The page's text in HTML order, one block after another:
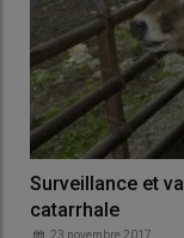
Surveillance et
catarrhale
23 novembre 2017